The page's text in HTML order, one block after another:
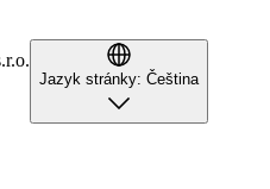
Jazyk stránky: Čeština